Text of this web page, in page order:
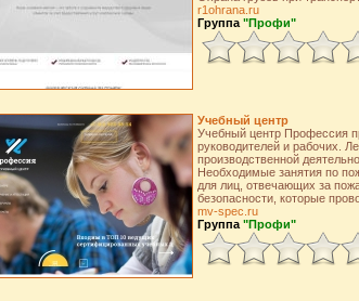
r1ohrana.ru
Группа "Профи"
Учебный центр
Учебный центр Профессия
руководителей и рабочих.
производственной
Необходимые занятия по
для лиц, отвечающих за
безопасности, которые
mv-spec.ru
Группа "Профи"